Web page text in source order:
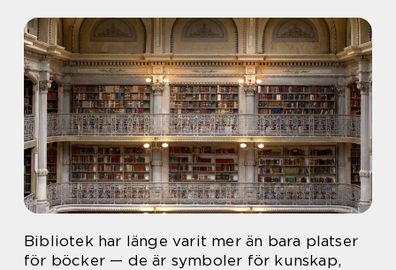
Bibliotek har länge varit mer än bara platser
för böcker — de är symboler för kunskap,